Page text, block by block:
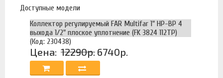
Доступные модели
Коллектор регулируемый FAR Multifar 1" НР-ВР 4
выхода 1/2" плоское уплотнение (FK 3824 112TP)
(Код: 230438)
Цена: 12290р. 6740р.